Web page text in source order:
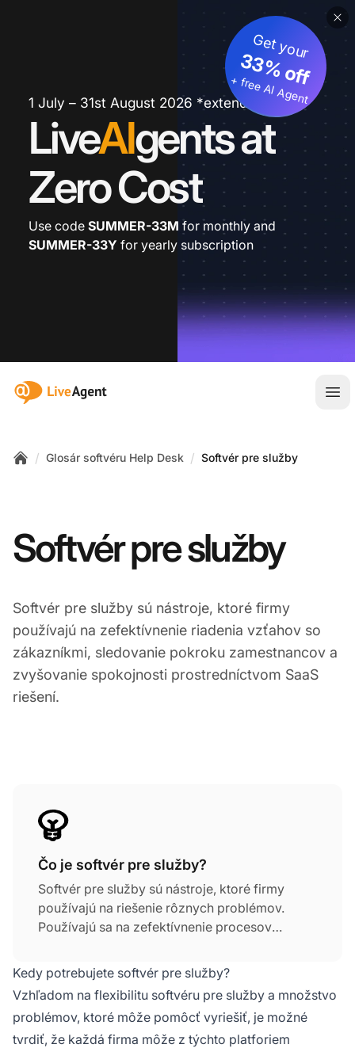
1 July – 31st August 2026 *extended
LiveAIgents at
Zero Cost
Get your
33% off
+ free AI Agent
Use code SUMMER-33M for monthly and
SUMMER-33Y for yearly subscription
:site.title
/ Glosár softvéru Help Desk / Softvér pre služby
Softvér pre služby
Softvér pre služby sú nástroje, ktoré firmy
používajú na zefektívnenie riadenia vzťahov so
zákazníkmi, sledovanie pokroku zamestnancov a
zvyšovanie spokojnosti prostredníctvom SaaS
riešení.
Čo je softvér pre služby?
Softvér pre služby sú nástroje, ktoré firmy
používajú na riešenie rôznych problémov.
Používajú sa na zefektívnenie procesov
pokroku zamestnancov a poskytovanie
užitočných reportov. Ide zvyčajne o softvér na
vyžiadanie (SaaS) a používa sa v mnohých
odvetviach.
Kedy potrebujete softvér pre služby?
Vzhľadom na flexibilitu softvéru pre služby a množstvo
problémov, ktoré môže pomôcť vyriešiť, je možné
tvrdiť, že každá firma môže z týchto platforiem